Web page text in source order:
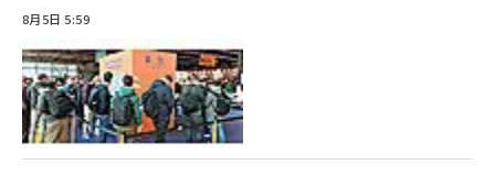
8月5日 5:59